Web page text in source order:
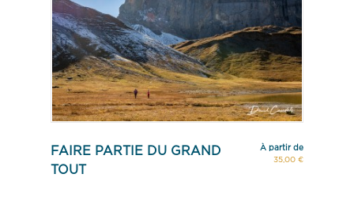
FAIRE PARTIE DU GRAND
TOUT
À partir de
35,00 €